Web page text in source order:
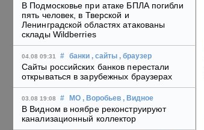
В Подмосковье при атаке БПЛА погибли
пять человек, в Тверской и
Ленинградской областях атакованы
склады Wildberries
04.08 09:31 # банки , сайты , браузер
Сайты российских банков перестали
открываться в зарубежных браузерах
03.08 19:08 # МО , Воробьев , Видное
В Видном в ноябре реконструируют
канализационный коллектор